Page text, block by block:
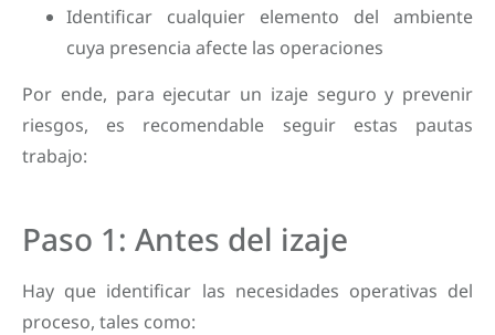
Identificar cualquier elemento del ambiente
cuya presencia afecte las operaciones
Por ende, para ejecutar un izaje seguro y prevenir
riesgos, es recomendable seguir estas pautas
trabajo:
Paso 1: Antes del izaje
Hay que identificar las necesidades operativas del
proceso, tales como: